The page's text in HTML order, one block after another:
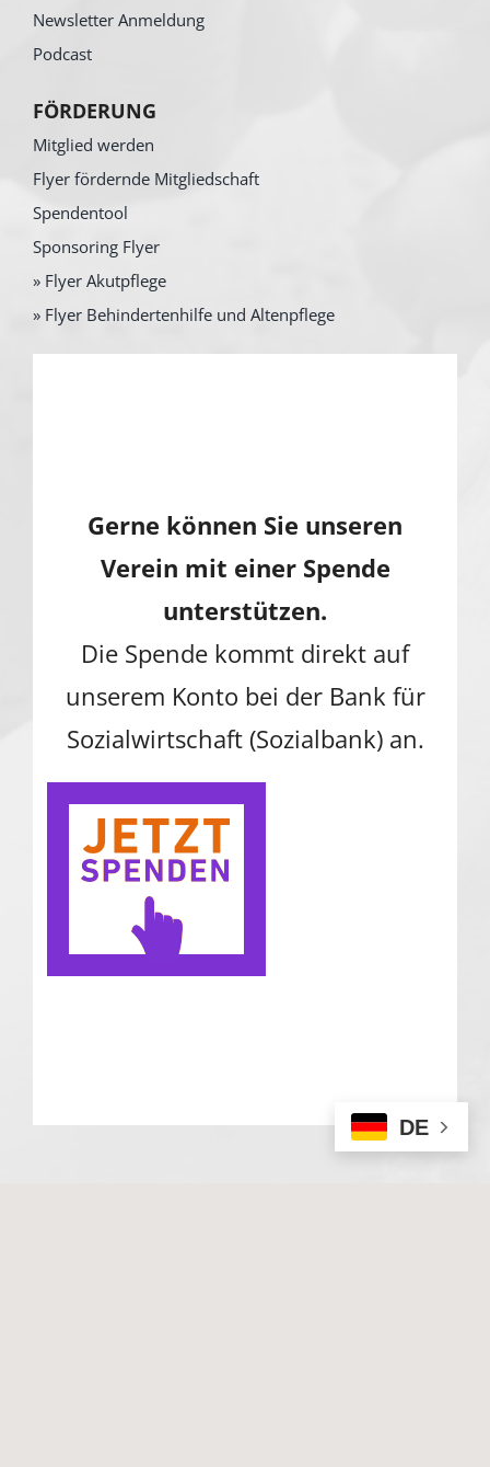
Newsletter Anmeldung
Podcast
FÖRDERUNG
Mitglied werden
Flyer fördernde Mitgliedschaft
Spendentool
Sponsoring Flyer
» Flyer Akutpflege
» Flyer Behindertenhilfe und Altenpflege
Gerne können Sie unseren
Verein mit einer Spende
unterstützen.
Die Spende kommt direkt auf
unserem Konto bei der Bank für
Sozialwirtschaft (Sozialbank) an.
DE